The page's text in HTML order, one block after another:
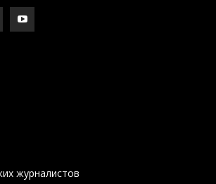
журналистов